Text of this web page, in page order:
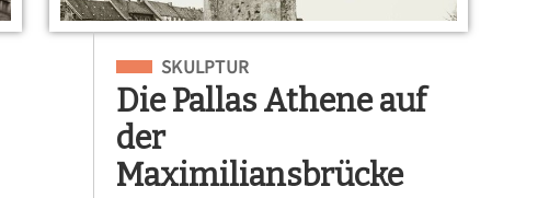
Eingeordnet unter
SKULPTUR
Die Pallas Athene auf
der
Maximiliansbrücke